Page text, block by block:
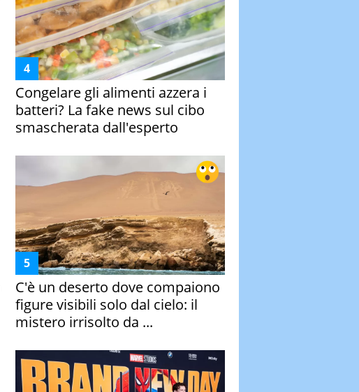
Congelare gli alimenti azzera i
batteri? La fake news sul cibo
smascherata dall'esperto
C'è un deserto dove compaiono
figure visibili solo dal cielo: il
mistero irrisolto da ...